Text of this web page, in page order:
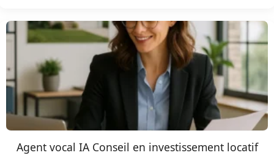
Agent vocal IA Conseil en investissement locatif